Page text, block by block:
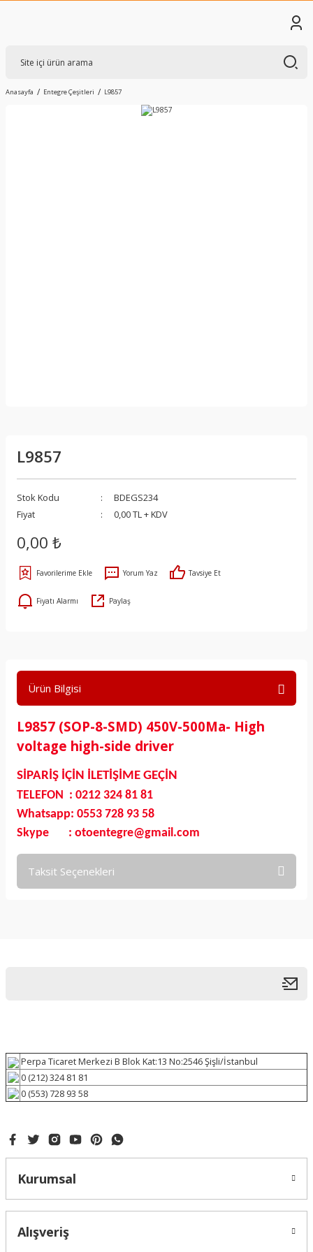
Anasayfa Entegre Çeşitleri L9857
L9857
Stok Kodu
BDEGS234
Fiyat
0,00 TL + KDV
0,00 ₺
Yorum Yaz Tavsiye Et
Fiyatı Alarmı Paylaş
Ürün Bilgisi
L9857 (SOP-8-SMD) 450V-500Ma- High
voltage high-side driver
SİPARİŞ İÇİN İLETİŞİME GEÇİN
TELEFON : 0212 324 81 81
Whatsapp: 0553 728 93 58
Skype : otoentegre@gmail.com
Taksit Seçenekleri
Perpa Ticaret Merkezi B Blok Kat:13 No:2546 Şişli/İstanbul
0 (212) 324 81 81
0 (553) 728 93 58
Kurumsal
Alışveriş